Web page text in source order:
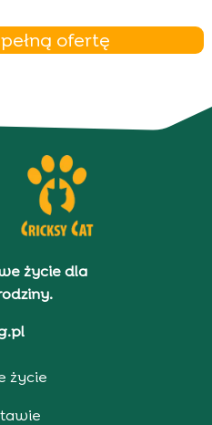
ofertę
życie dla
życie